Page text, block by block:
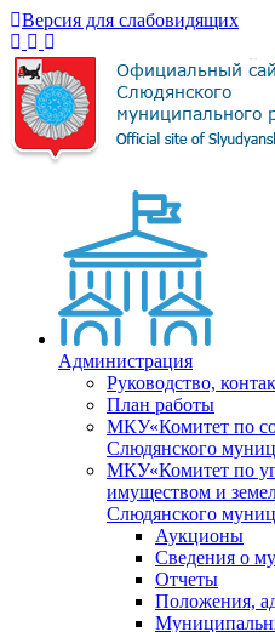
Версия для слабовидящих
Администрация
Руководство,
План работы
МКУ«Комитет по
Слюдянского
МКУ«Комитет по
имуществом и
Слюдянского
Аукционы
Сведения о
Отчеты
Положения,